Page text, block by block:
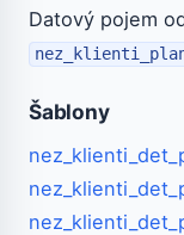
Datový pojem
Šablony